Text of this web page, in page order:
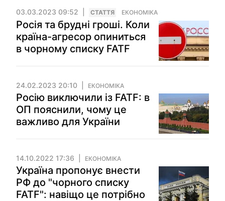
03.03.2023 09:52 СТАТТЯ ЕКОНОМІКА
Росія та брудні гроші. Коли
країна-агресор опиниться
в чорному списку FATF
24.02.2023 20:10 ЕКОНОМІКА
Росію виключили із FATF: в
ОП пояснили, чому це
важливо для України
14.10.2022 17:36 ЕКОНОМІКА
Україна пропонує внести
РФ до "чорного списку
FATF": навіщо це потрібно